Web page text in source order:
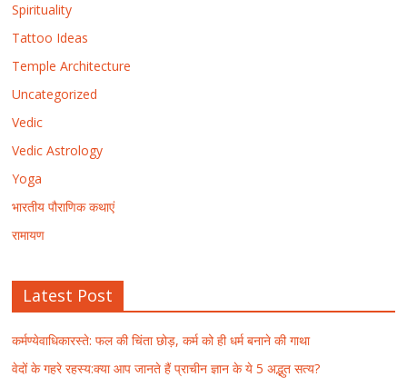
Spirituality
Tattoo Ideas
Temple Architecture
Uncategorized
Vedic
Vedic Astrology
Yoga
भारतीय पौराणिक कथाएं
रामायण
Latest Post
कर्मण्येवाधिकारस्ते: फल की चिंता छोड़, कर्म को ही धर्म बनाने की गाथा
वेदों के गहरे रहस्य:क्या आप जानते हैं प्राचीन ज्ञान के ये 5 अद्भुत सत्य?